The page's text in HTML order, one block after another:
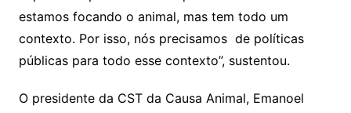
estamos focando o animal, mas tem todo um
contexto. Por isso, nós precisamos de políticas
públicas para todo esse contexto”, sustentou.
O presidente da CST da Causa Animal, Emanoel